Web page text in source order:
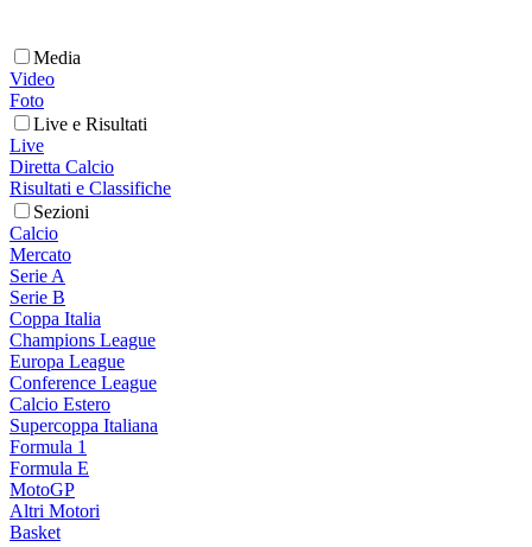
Media
Video
Foto
Live e Risultati
Live
Diretta Calcio
Risultati e Classifiche
Sezioni
Calcio
Mercato
Serie A
Serie B
Coppa Italia
Champions League
Europa League
Conference League
Calcio Estero
Supercoppa Italiana
Formula 1
Formula E
MotoGP
Altri Motori
Basket